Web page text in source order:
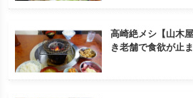
高崎絶メシ【山木
き老舗で食欲が止